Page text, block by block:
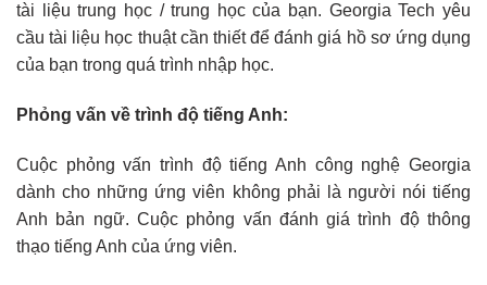
tài liệu trung học / trung học của bạn. Georgia Tech yêu
cầu tài liệu học thuật cần thiết để đánh giá hồ sơ ứng dụng
của bạn trong quá trình nhập học.
Phỏng vấn về trình độ tiếng Anh:
Cuộc phỏng vấn trình độ tiếng Anh công nghệ Georgia
dành cho những ứng viên không phải là người nói tiếng
Anh bản ngữ. Cuộc phỏng vấn đánh giá trình độ thông
thạo tiếng Anh của ứng viên.